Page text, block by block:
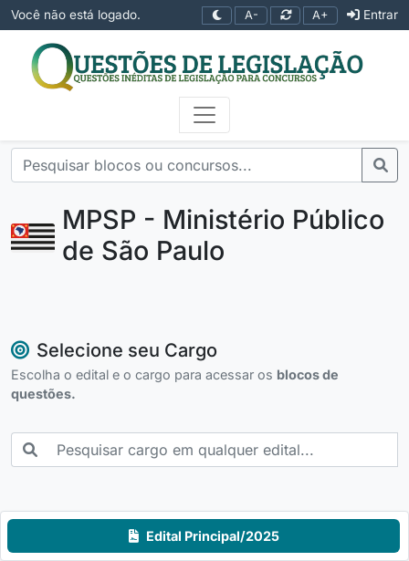
Você não está logado. A- A+ Entrar
MPSP - Ministério Público
de São Paulo
Selecione seu Cargo
Escolha o edital e o cargo para acessar os blocos de
questões.
Edital Principal/2025